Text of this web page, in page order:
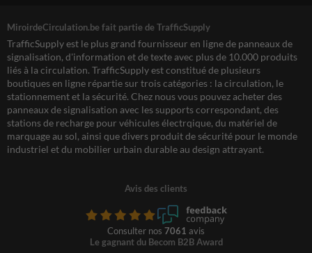
MiroirdeCirculation.be fait partie de TrafficSupply
TrafficSupply est le plus grand fournisseur en ligne de panneaux de
signalisation, d'information et de texte avec plus de 10.000 produits
liés à la circulation. TrafficSupply est constitué de plusieurs
boutiques en ligne répartie sur trois catégories : la circulation, le
stationnement et la sécurité. Chez nous vous pouvez acheter des
panneaux de signalisation avec les supports correspondant, des
stations de recharge pour véhicules électrqique, du matériel de
marquage au sol, ainsi que divers produit de sécurité pour le monde
industriel et du mobilier urbain durable au design attrayant.
Avis des clients
Consulter nos 7061 avis
Le gagnant du Becom B2B Award